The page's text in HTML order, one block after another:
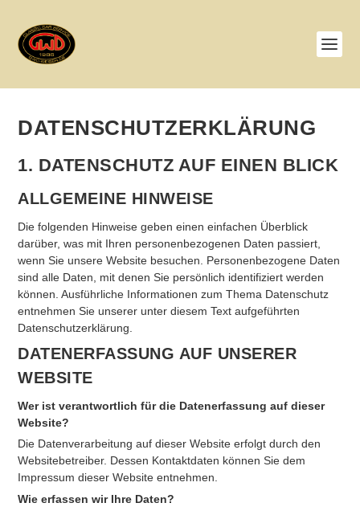
DATENSCHUTZERKLÄRUNG
1. DATENSCHUTZ AUF EINEN BLICK
ALLGEMEINE HINWEISE
Die folgenden Hinweise geben einen einfachen Überblick
darüber, was mit Ihren personenbezogenen Daten passiert,
wenn Sie unsere Website besuchen. Personenbezogene Daten
sind alle Daten, mit denen Sie persönlich identifiziert werden
können. Ausführliche Informationen zum Thema Datenschutz
entnehmen Sie unserer unter diesem Text aufgeführten
Datenschutzerklärung.
DATENERFASSUNG AUF UNSERER
WEBSITE
Wer ist verantwortlich für die Datenerfassung auf dieser
Website?
Die Datenverarbeitung auf dieser Website erfolgt durch den
Websitebetreiber. Dessen Kontaktdaten können Sie dem
Impressum dieser Website entnehmen.
Wie erfassen wir Ihre Daten?